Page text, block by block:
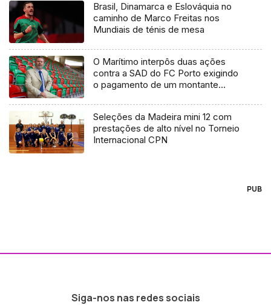
Brasil, Dinamarca e Eslováquia no
caminho de Marco Freitas nos
Mundiais de ténis de mesa
O Marítimo interpôs duas ações
contra a SAD do FC Porto exigindo
o pagamento de um montante
Seleções da Madeira mini 12 com
prestações de alto nível no Torneio
Internacional CPN
PUB
Siga-nos nas redes sociais